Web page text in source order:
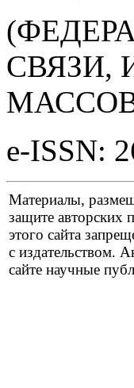
СВЯЗИ,
e-ISSN:
Материалы,
защите авторских
этого сайта
с издательством.
сайте научные